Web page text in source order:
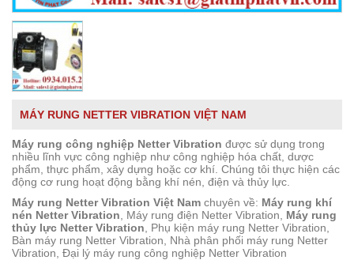
MÁY RUNG NETTER VIBRATION VIỆT NAM
Máy rung công nghiệp Netter Vibration được sử dụng trong
nhiều lĩnh vực công nghiệp như công nghiệp hóa chất, dược
phẩm, thực phẩm, xây dựng hoặc cơ khí. Chúng tôi thực hiện các
động cơ rung hoạt động bằng khí nén, điện và thủy lực.
Máy rung Netter Vibration Việt Nam chuyên về: Máy rung khí
nén Netter Vibration , Máy rung điện Netter Vibration, Máy rung
thủy lực Netter Vibration , Phụ kiện máy rung Netter Vibration,
Bàn máy rung Netter Vibration, Nhà phân phối máy rung Netter
Vibration, Đại lý máy rung công nghiệp Netter Vibration